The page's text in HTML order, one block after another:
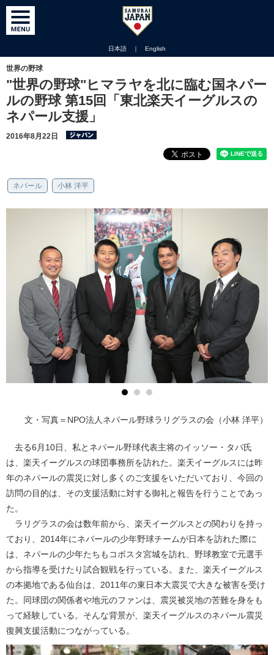
日本語 ｜ English
世界の野球
"世界の野球"ヒマラヤを北に臨む国ネパー
ルの野球 第15回「東北楽天イーグルスの
ネパール支援」
2016年8月22日
ネパール 小林 洋平
文・写真＝NPO法人ネパール野球ラリグラスの会（小林 洋平）
去る6月10日、私とネパール野球代表主将のイッソー・タパ氏
は、楽天イーグルスの球団事務所を訪れた。楽天イーグルスには昨
年のネパールの震災に対し多くのご支援をいただいており、今回の
訪問の目的は、その支援活動に対する御礼と報告を行うことであっ
た。
ラリグラスの会は数年前から、楽天イーグルスとの関わりを持っ
ており、2014年にネパールの少年野球チームが日本を訪れた際に
は、ネパールの少年たちもコボスタ宮城を訪れ、野球教室で元選手
から指導を受けたり試合観戦を行っている。また、楽天イーグルス
の本拠地である仙台は、2011年の東日本大震災で大きな被害を受け
た。同球団の関係者や地元のファンは、震災被災地の苦難を身をも
って経験している。そんな背景が、楽天イーグルスのネパール震災
復興支援活動につながっている。